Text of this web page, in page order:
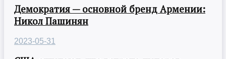
Демократия — основной бренд Армении:
Никол Пашинян
2023-05-31